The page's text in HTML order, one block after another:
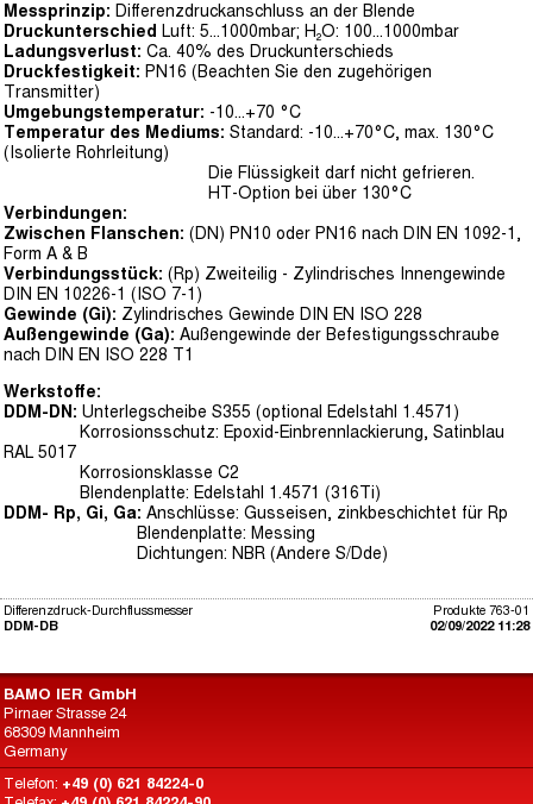
Messprinzip: Differenzdruckanschluss an der Blende
Druckunterschied Luft: 5...1000mbar; H₂O: 100...1000mbar
Ladungsverlust: Ca. 40% des Druckunterschieds
Druckfestigkeit: PN16 (Beachten Sie den zugehörigen
Transmitter)
Umgebungstemperatur: -10...+70 °C
Temperatur des Mediums: Standard: -10...+70°C, max. 130°C
(Isolierte Rohrleitung)
Die Flüssigkeit darf nicht gefrieren.
HT-Option bei über 130°C
Verbindungen:
Zwischen Flanschen: (DN) PN10 oder PN16 nach DIN EN 1092-1,
Form A & B
Verbindungsstück: (Rp) Zweiteilig - Zylindrisches Innengewinde
DIN EN 10226-1 (ISO 7-1)
Gewinde (Gi): Zylindrisches Gewinde DIN EN ISO 228
Außengewinde (Ga): Außengewinde der Befestigungsschraube
nach DIN EN ISO 228 T1
Werkstoffe:
DDM-DN: Unterlegscheibe S355 (optional Edelstahl 1.4571)
Korrosionsschutz: Epoxid-Einbrennlackierung, Satinblau
RAL 5017
Korrosionsklasse C2
Blendenplatte: Edelstahl 1.4571 (316Ti)
DDM- Rp, Gi, Ga: Anschlüsse: Gusseisen, zinkbeschichtet für Rp
Blendenplatte: Messing
Dichtungen: NBR (Andere S/Dde)
Produkte 763-01
02/09/2022 11:28
Differenzdruck-Durchflussmesser
DDM-DB
BAMO IER GmbH
Pirnaer Strasse 24
68309 Mannheim
Germany
Telefon: +49 (0) 621 84224-0